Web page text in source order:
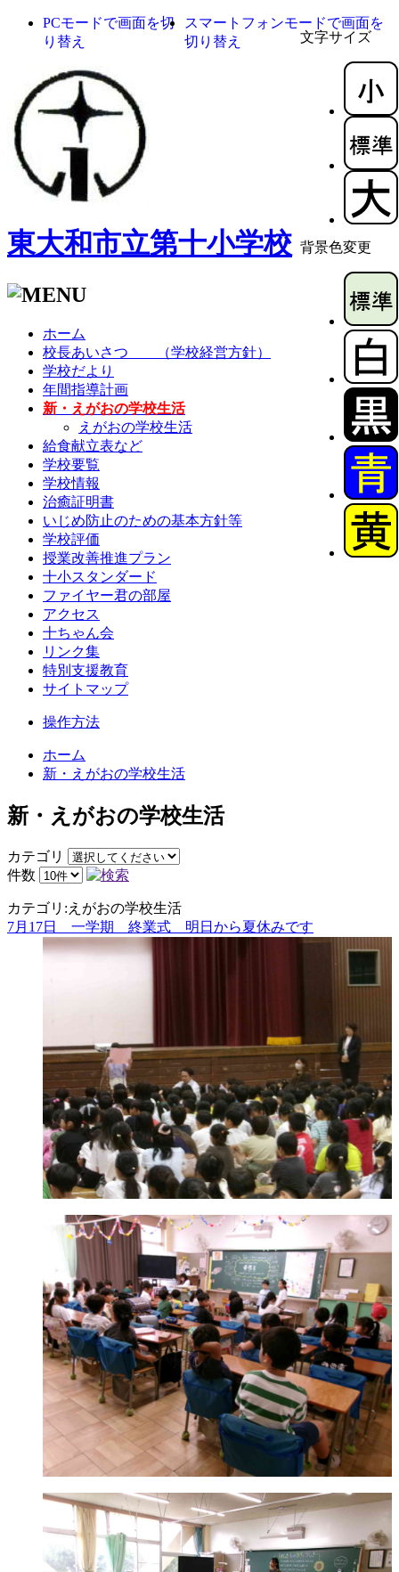
文字サイズ
背景色変更
PCモードで画面を切
り替え
スマートフォンモードで画面を
切り替え
東大和市立第十小学校
ホーム
校長あいさつ （学校経営方針）
学校だより
年間指導計画
新・えがおの学校生活
えがおの学校生活
給食献立表など
学校要覧
学校情報
治癒証明書
いじめ防止のための基本方針等
学校評価
授業改善推進プラン
十小スタンダード
ファイヤー君の部屋
アクセス
十ちゃん会
リンク集
特別支援教育
サイトマップ
操作方法
ホーム
新・えがおの学校生活
新・えがおの学校生活
カテゴリ
件数
カテゴリ:えがおの学校生活
7月17日 一学期 終業式 明日から夏休みです